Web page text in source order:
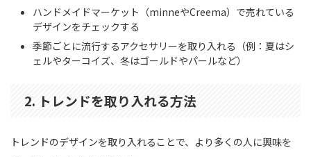
ハンドメイドマーケット（minneやCreema）で売れている
デザインをチェックする
季節ごとに流行するアクセサリーを取り入れる（例：夏はシ
ェルやターコイズ、冬はゴールドやパールなど）
2. トレンドを取り入れる方法
トレンドのデザインを取り入れることで、より多くの人に興味を